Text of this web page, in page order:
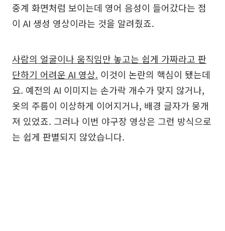
중계 화면처럼 보이는데 영어 음성이 들어갔다는 점
이 AI 생성 영상이라는 것을 알려줬죠.
사람의 얼굴이나 움직임만 놓고는 쉽게 가짜라고 판
단하기 어려운 AI 영상. 이것이 논란의 핵심이 됐는데
요. 예전의 AI 이미지는 손가락 개수가 맞지 않거나,
옷의 주름이 이상하게 이어지거나, 배경 글자가 뭉개
져 있었죠. 그러나 이번 야구장 영상은 그런 방식으로
는 쉽게 판별되지 않았습니다.